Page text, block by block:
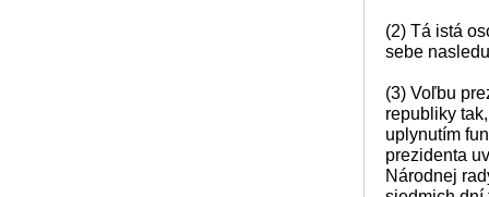
(2) Tá istá
sebe
(3) Voľbu
republiky
uplynutím
prezidenta
Národnej